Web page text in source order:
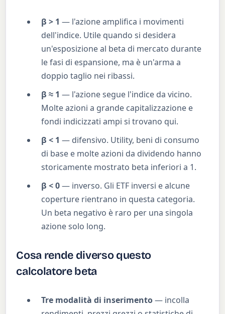
β > 1 — l'azione amplifica i movimenti
dell'indice. Utile quando si desidera
un'esposizione al beta di mercato durante
le fasi di espansione, ma è un'arma a
doppio taglio nei ribassi.
β ≈ 1 — l'azione segue l'indice da vicino.
Molte azioni a grande capitalizzazione e
fondi indicizzati ampi si trovano qui.
β < 1 — difensivo. Utility, beni di consumo
di base e molte azioni da dividendo hanno
storicamente mostrato beta inferiori a 1.
β < 0— inverso. Gli ETF inversi e alcune
coperture rientrano in questa categoria.
Un beta negativo è raro per una singola
azione solo long.
Cosa rende diverso questo
calcolatore beta
Tre modalità di inserimento— incolla